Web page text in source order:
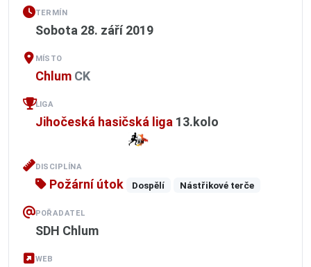
TERMÍN
Sobota 28. září 2019
MÍSTO
Chlum CK
LIGA
Jihočeská hasičská liga13.kolo
DISCIPLÍNA
Požární útok Dospělí Nástřikové terče
POŘADATEL
SDH Chlum
WEB